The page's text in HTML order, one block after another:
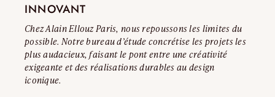
INNOVANT
Chez Alain Ellouz Paris, nous repoussons les limites du
possible. Notre bureau d’étude concrétise les projets les
plus audacieux, faisant le pont entre une créativité
exigeante et des réalisations durables au design
iconique.